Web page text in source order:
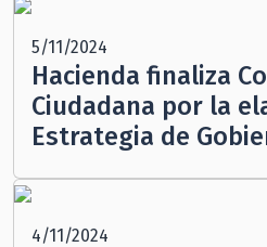
5/11/2024
Hacienda finaliza
Ciudadana por la
Estrategia de
4/11/2024